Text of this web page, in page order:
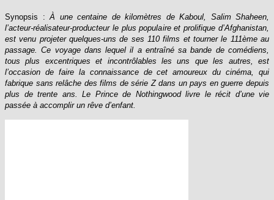
Synopsis : À une centaine de kilomètres de Kaboul, Salim Shaheen,
l’acteur-réalisateur-producteur le plus populaire et prolifique d’Afghanistan,
est venu projeter quelques-uns de ses 110 films et tourner le 111ème au
passage. Ce voyage dans lequel il a entraîné sa bande de comédiens,
tous plus excentriques et incontrôlables les uns que les autres, est
l’occasion de faire la connaissance de cet amoureux du cinéma, qui
fabrique sans relâche des films de série Z dans un pays en guerre depuis
plus de trente ans. Le Prince de Nothingwood livre le récit d’une vie
passée à accomplir un rêve d’enfant.